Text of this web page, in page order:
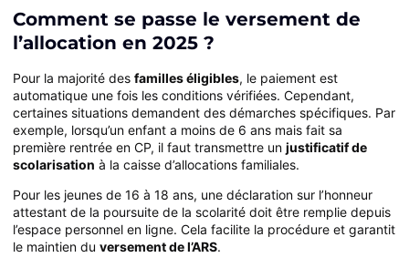
Comment se passe le versement de
l’allocation en 2025 ?
Pour la majorité des familles éligibles, le paiement est
automatique une fois les conditions vérifiées. Cependant,
certaines situations demandent des démarches spécifiques. Par
exemple, lorsqu’un enfant a moins de 6 ans mais fait sa
première rentrée en CP, il faut transmettre un justificatif de
scolarisation à la caisse d’allocations familiales.
Pour les jeunes de 16 à 18 ans, une déclaration sur l’honneur
attestant de la poursuite de la scolarité doit être remplie depuis
l’espace personnel en ligne. Cela facilite la procédure et garantit
le maintien du versement de l’ARS.